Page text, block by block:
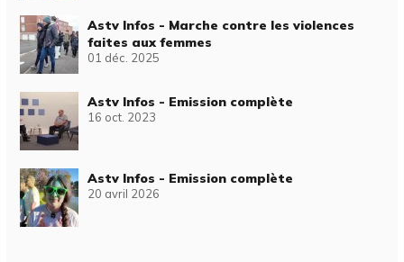
Astv Infos - Marche contre les violences
faites aux femmes
01 déc. 2025
Astv Infos - Emission complète
16 oct. 2023
Astv Infos - Emission complète
20 avril 2026